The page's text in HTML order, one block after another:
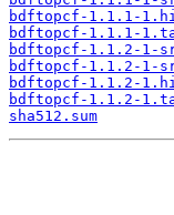
bdftopcf-1.1.1-
bdftopcf-1.1.1-
bdftopcf-1.1.2-1-
bdftopcf-1.1.2-1-
bdftopcf-1.1.2-
bdftopcf-1.1.2-
sha512.sum